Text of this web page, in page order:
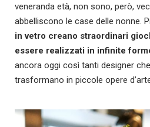
veneranda età, non sono, però,
abbelliscono le case delle nonne.
in vetro creano straordinari
essere realizzati in infinite
ancora oggi così tanti designer
trasformano in piccole opere